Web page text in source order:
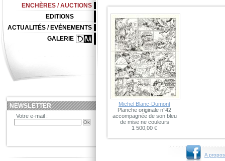
Michel Blanc-Dumont
Planche originale n°42
accompagnée de son bleu
de mise ne couleurs
1 500,00 €
A
ENCHÈRES / AUCTIONS
EDITIONS
ACTUALITÉS / EVÉNEMENTS
GALERIE
NEWSLETTER
Votre e-mail :